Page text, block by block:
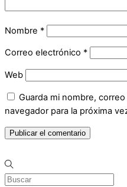
Nombre *
Correo electrónico *
Web
Guarda mi nombre,
navegador para la próxima